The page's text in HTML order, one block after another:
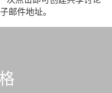
邮件地址。